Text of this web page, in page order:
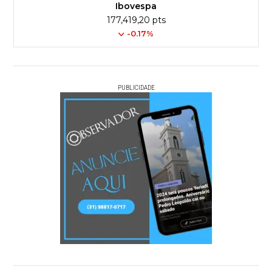
Ibovespa
177,419,20 pts
-0.17%
PUBLICIDADE